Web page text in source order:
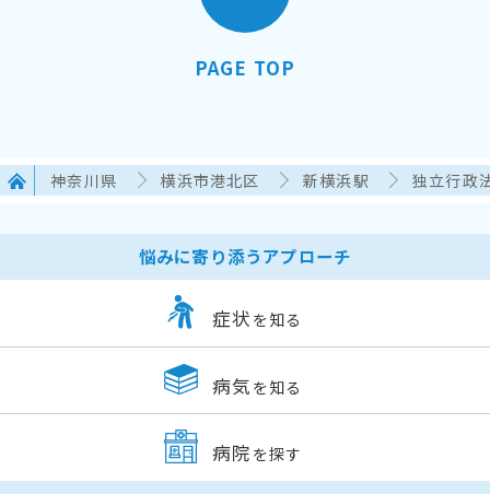
PAGE TOP
神奈川県 横浜市港北区 新横浜駅 独立行政
悩みに寄り添うアプローチ
症状 を知る
病気 を知る
病院 を探す